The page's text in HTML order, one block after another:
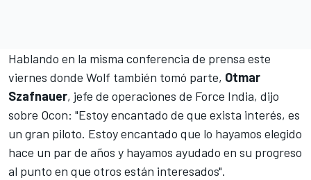
Hablando en la misma conferencia de prensa este
viernes donde Wolf también tomó parte, Otmar
Szafnauer, jefe de operaciones de Force India, dijo
sobre Ocon: "Estoy encantado de que exista interés, es
un gran piloto. Estoy encantado que lo hayamos elegido
hace un par de años y hayamos ayudado en su progreso
al punto en que otros están interesados".